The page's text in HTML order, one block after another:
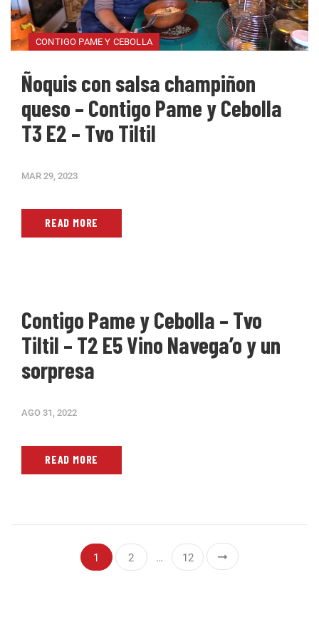
CONTIGO PAME Y CEBOLLA
Ñoquis con salsa champiñon
queso – Contigo Pame y Cebolla
T3 E2 – Tvo Tiltil
MAR 29, 2023
READ MORE
Contigo Pame y Cebolla – Tvo
Tiltil – T2 E5 Vino Navega’o y un
sorpresa
AGO 31, 2022
READ MORE
1 2 … 12